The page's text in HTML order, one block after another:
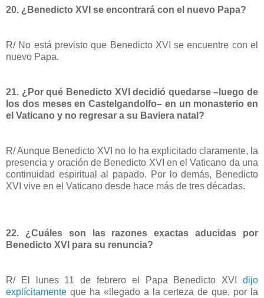
20. ¿Benedicto XVI se encontrará con el nuevo Papa?
R/ No está previsto que Benedicto XVI se encuentre con el
nuevo Papa.
21. ¿Por qué Benedicto XVI decidió quedarse –luego de
los dos meses en Castelgandolfo– en un monasterio en
el Vaticano y no regresar a su Baviera natal?
R/ Aunque Benedicto XVI no lo ha explicitado claramente, la
presencia y oración de Benedicto XVI en el Vaticano da una
continuidad espiritual al papado. Por lo demás, Benedicto
XVI vive en el Vaticano desde hace más de tres décadas.
22. ¿Cuáles son las razones exactas aducidas por
Benedicto XVI para su renuncia?
R/ El lunes 11 de febrero el Papa Benedicto XVI dijo
explícitamente que ha «llegado a la certeza de que, por la